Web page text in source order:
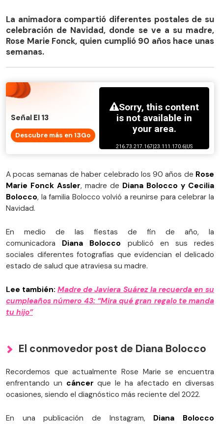
La animadora compartió diferentes postales de su
celebración de Navidad, donde se ve a su madre,
Rose Marie Fonck, quien cumplió 90 años hace unas
semanas.
Señal El 13
Descubre más en 13Go
A pocas semanas de haber celebrado los 90 años de Rose
Marie Fonck Assler, madre de Diana Bolocco y Cecilia
Bolocco, la familia Bolocco volvió a reunirse para celebrar la
Navidad.
En medio de las fiestas de fin de año, la
comunicadora Diana Bolocco publicó en sus redes
sociales diferentes fotografías que evidencian el delicado
estado de salud que atraviesa su madre.
Lee también:Madre de Javiera Suárez la recuerda en su
cumpleaños número 43: “Mira qué gran regalo te manda
tu hijo”
El conmovedor post de Diana Bolocco
Recordemos que actualmente Rose Marie se encuentra
enfrentando un cáncerque le ha afectado en diversas
ocasiones, siendo el diagnóstico más reciente del 2022.
En una publicación de Instagram, Diana Bolocco